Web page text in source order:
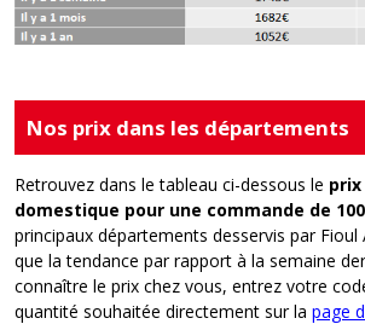
Nos prix dans les départements
Retrouvez dans le tableau ci-dessous le
domestique pour une commande de
principaux départements desservis par Fioul
que la tendance par rapport à la semaine
connaître le prix chez vous, entrez votre
quantité souhaitée directement sur la page